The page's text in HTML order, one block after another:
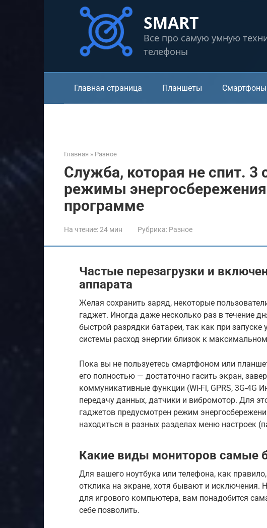
SMART
Все про самую умную
телефоны
Главная страница Планшеты Смартфоны
Главная » Разное
Служба, которая не спит. 3
режимы энергосбережения
программе
На чтение:24 мин Рубрика: Разное
Частые перезагрузки и
аппарата
Желая сохранить заряд, некоторые
гаджет. Иногда даже несколько раз в течение
быстрой разрядки батареи, так как при запуске
системы расход энергии близок к
Пока вы не пользуетесь смартфоном или
его полностью — достаточно гасить экран,
коммуникативные функции (Wi-Fi, GPRS, 3G-4G
передачу данных, датчики и вибромотор. Для
гаджетов предусмотрен режим
находиться в разных разделах меню настроек
Какие виды мониторов самые
Для вашего ноутбука или телефона, как
отклика на экране, хотя бывают и исключения.
для игрового компьютера, вам понадобится
себе позволить.